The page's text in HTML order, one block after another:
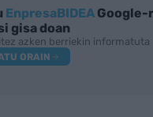
EnpresaBIDEA
gisa doan
azken berriekin informatuta
ORAIN